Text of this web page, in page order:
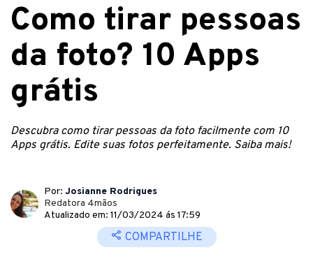
Como tirar pessoas
da foto? 10 Apps
grátis
Descubra como tirar pessoas da foto facilmente com 10
Apps grátis. Edite suas fotos perfeitamente. Saiba mais!
Por: Josianne Rodrigues
Redatora 4mãos
Atualizado em: 11/03/2024 ás 17:59
COMPARTILHE